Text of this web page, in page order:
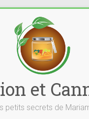
et
petits secrets de